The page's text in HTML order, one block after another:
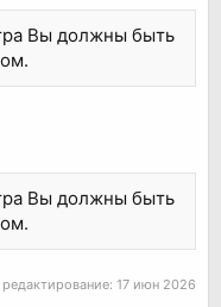
Вы должны быть
Вы должны быть
17 июн 2026